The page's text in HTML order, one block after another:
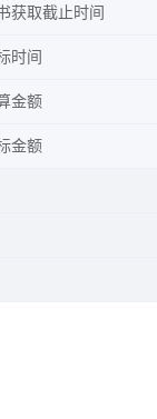
获取截止时间
时间
金额
金额